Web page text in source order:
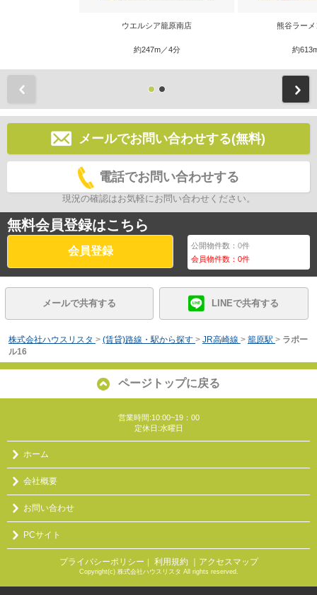
ウエルシア籠原南店
約247m／4分
熊谷ラー
約
メールでお問い合わせする(無料)
電話でお問い合わせする
現況の確認はお気軽にお問い合わせください。
無料会員登録はこちら
会員登録 公開物件数：0件
会員物件数：0件
メールで共有する LINEで共有する
株式会社ハウスリスタ > (賃貸)路線・駅から探す > JR高崎線 > 籠原駅 > ラポー
ル16
ページトップに戻る
営業時間:10:00~19：00
定休日:水曜日
ホーム
会社概要
お問い合わせ
PCサイト
プライバシーポリシー 利用規約 ｜アクセスマップ
Copyright(c) 株式会社ハウスリスタ All rights reserved.